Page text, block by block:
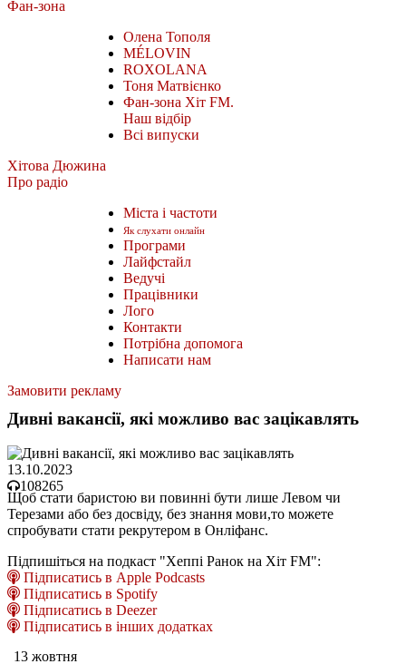
Фан-зона
Олена Тополя
MÉLOVIN
ROXOLANA
Тоня Матвієнко
Фан-зона Хіт FM.
Наш відбір
Всі випуски
Хітова Дюжина
Про радіо
Міста і частоти
Як слухати онлайн
Програми
Лайфстайл
Ведучі
Працівники
Лого
Контакти
Потрібна допомога
Написати нам
Замовити рекламу
Дивні вакансії, які можливо вас зацікавлять
13.10.2023
108265
Щоб стати баристою ви повинні бути лише Левом чи
Терезами або без досвіду, без знання мови,то можете
спробувати стати рекрутером в Онліфанс.
Підпишіться на подкаст "Хеппі Ранок на Хіт FM":
Підписатись в Apple Podcasts
Підписатись в Spotify
Підписатись в Deezer
Підписатись в інших додатках
13 жовтня